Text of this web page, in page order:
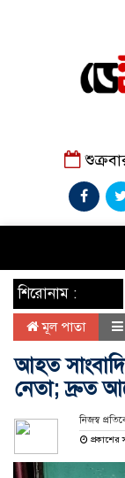
শিরোনাম :
মূল পাতা
আহত
নেতা; দ্রুত
নিজস্ব
প্রকাশের